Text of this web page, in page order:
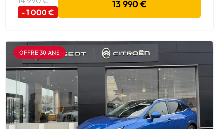
- 1 000 €
13 990 €
OFFRE 30 ANS